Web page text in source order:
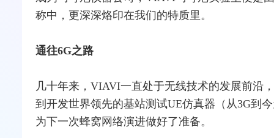
称中，更深深烙印在我们的特质里。
通往6G之路
几十年来，VIAVI一直处于无线技术的发展前沿
到开发世界领先的基站测试UE仿真器（从3G到
为下一次蜂窝 网络演进做好了准备。